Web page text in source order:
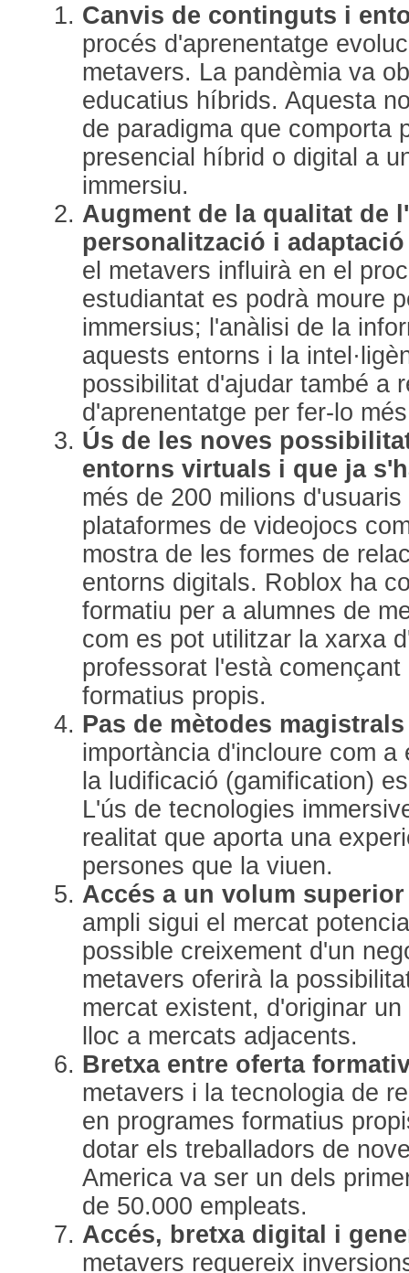
Canvis de continguts i
procés d'aprenentatge
metavers. La pandèmia va
educatius híbrids. Aquesta
de paradigma que comporta
presencial híbrid o digital a
immersiu.
Augment de la qualitat de
personalització i
el metavers influirà en el
estudiantat es podrà moure
immersius; l'anàlisi de la
aquests entorns i la
possibilitat d'ajudar també a
d'aprenentatge per fer-lo
Ús de les noves
entorns virtuals i que ja
més de 200 milions
plataformes de videojocs
mostra de les formes de
entorns digitals. Roblox ha
formatiu per a alumnes de
com es pot utilitzar la xarxa
professorat l'està
formatius propis.
Pas de mètodes
importància d'incloure com
la ludificació (gamification)
L'ús de tecnologies
realitat que aporta una
persones que la viuen.
Accés a un volum
ampli sigui el mercat
possible creixement d'un
metavers oferirà la
mercat existent, d'originar
lloc a mercats adjacents.
Bretxa entre oferta
metavers i la tecnologia de
en programes formatius
dotar els treballadors de
America va ser un dels
de 50.000 empleats.
Accés, bretxa digital i
metavers requereix